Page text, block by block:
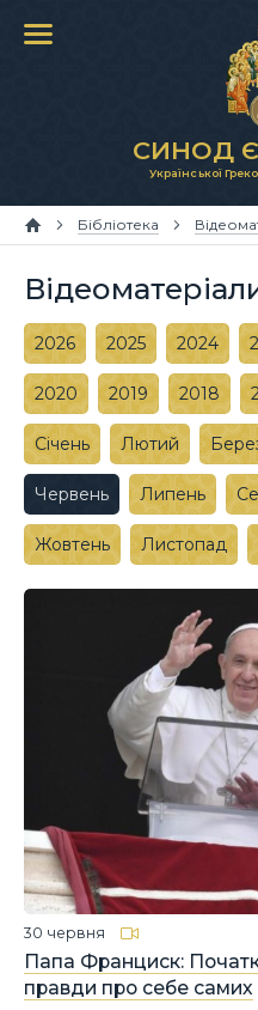
СИНОД
Української
Бібліотека
2026 2025 2024
2020 2019 2018
Січень Лютий
Червень Липень
Жовтень Листопад
Папа Франциск:
правди про себе самих
30 червня